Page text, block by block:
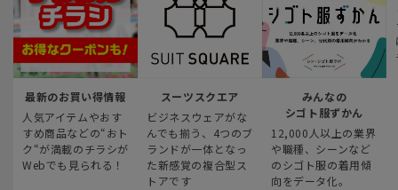
最新のお買い得情報
人気アイテムやおす
すめ商品などの“おト
ク“が満載のチラシが
Webでも見られる！
スーツスクエア
ビジネスウェアがな
んでも揃う、4つのブ
ランドが一体となっ
た新感覚の複合型ス
トアです
みんなの
シゴト服ずかん
12,000人以上の業界
や職種、シーンなど
のシゴト服の着用傾
向をデータ化。